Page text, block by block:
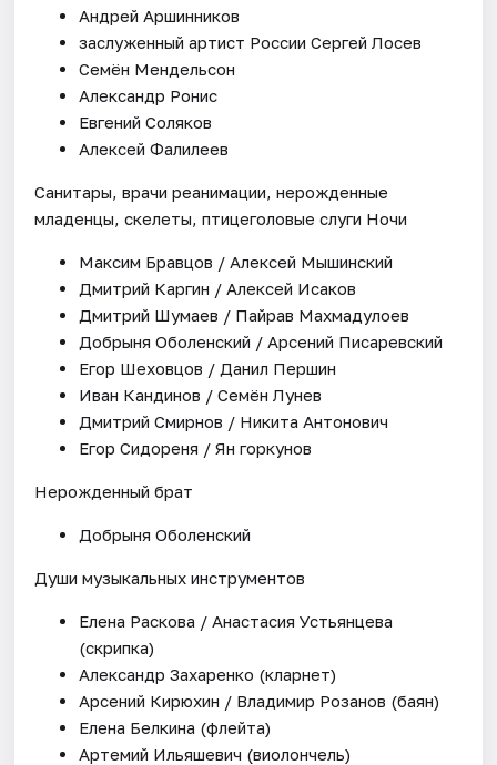
Андрей Аршинников
заслуженный артист России Сергей Лосев
Семён Мендельсон
Александр Ронис
Евгений Соляков
Алексей Фалилеев
Санитары, врачи реанимации, нерожденные
младенцы, скелеты, птицеголовые слуги Ночи
Максим Бравцов / Алексей Мышинский
Дмитрий Каргин / Алексей Исаков
Дмитрий Шумаев / Пайрав Махмадулоев
Добрыня Оболенский / Арсений Писаревский
Егор Шеховцов / Данил Першин
Иван Кандинов / Семён Лунев
Дмитрий Смирнов / Никита Антонович
Егор Сидореня / Ян горкунов
Нерожденный брат
Добрыня Оболенский
Души музыкальных инструментов
Елена Раскова / Анастасия Устьянцева
(скрипка)
Александр Захаренко (кларнет)
Арсений Кирюхин / Владимир Розанов (баян)
Елена Белкина (флейта)
Артемий Ильяшевич (виолончель)